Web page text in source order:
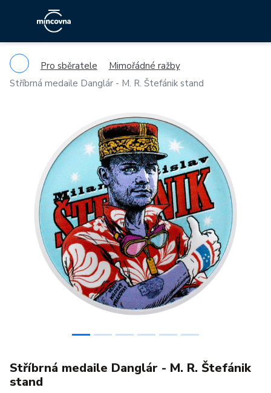
Pro sběratele
Mimořádné ražby
Stříbrná medaile Danglár - M. R. Štefánik stand
Previous
Stříbrná medaile Danglár - M. R. Štefánik
stand